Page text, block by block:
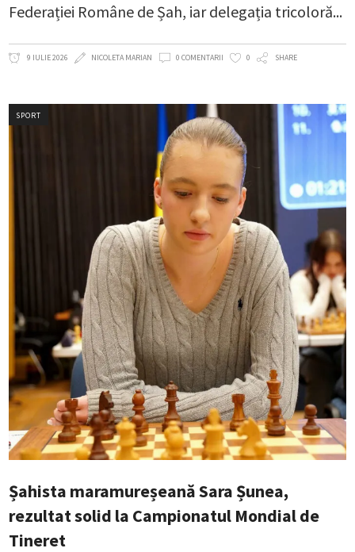
Federației Române de Șah, iar delegația tricoloră
9 IULIE 2026 NICOLETA MARIAN 0 COMENTARII 0 SHARE
SPORT
Șahista maramureșeană Sara Șunea,
rezultat solid la Campionatul Mondial de
Tineret